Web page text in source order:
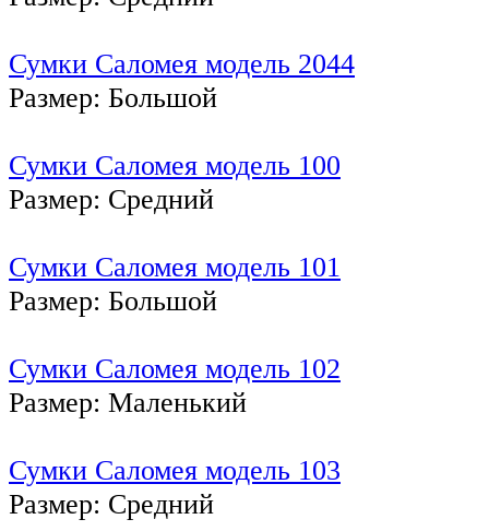
Сумки Саломея модель 2044
Размер: Большой
Сумки Саломея модель 100
Размер: Средний
Сумки Саломея модель 101
Размер: Большой
Сумки Саломея модель 102
Размер: Маленький
Сумки Саломея модель 103
Размер: Средний